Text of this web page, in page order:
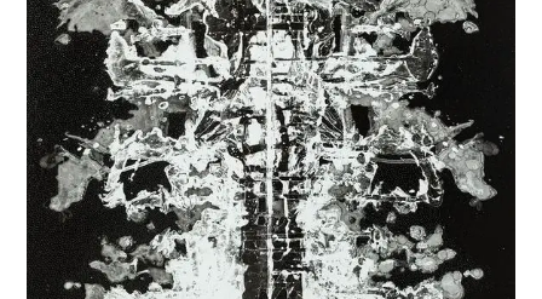
CATALOGUE DES OEUVRES
01_SCULPTURE
02_PHOTOGRAPHIQUE
03_COLLAGES
04_DESSINS
05_MONOTYPE
06_ARCHIVES
CONTACT